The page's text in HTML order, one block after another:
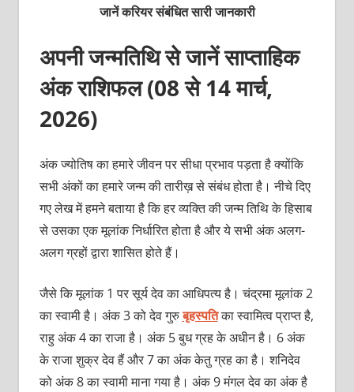
जानें करियर संबंधित सारी जानकारी
अपनी जन्मतिथि से जानें साप्ताहिक
अंक राशिफल (08 से 14 मार्च,
2026)
अंक ज्योतिष का हमारे जीवन पर सीधा प्रभाव पड़ता है क्योंकि
सभी अंकों का हमारे जन्म की तारीख़ से संबंध होता है। नीचे दिए
गए लेख में हमने बताया है कि हर व्यक्ति की जन्म तिथि के हिसाब
से उसका एक मूलांक निर्धारित होता है और ये सभी अंक अलग-
अलग ग्रहों द्वारा शासित होते हैं।
जैसे कि मूलांक 1 पर सूर्य देव का आधिपत्य है। चंद्रमा मूलांक 2
का स्वामी है। अंक 3 को देव गुरुबृहस्पतिका स्वामित्व प्राप्त है,
राहु अंक 4 का राजा है। अंक 5 बुध ग्रह के अधीन है। 6 अंक
के राजा शुक्र देव हैं और 7 का अंक केतु ग्रह का है। शनिदेव
को अंक 8 का स्वामी माना गया है। अंक 9 मंगल देव का अंक है